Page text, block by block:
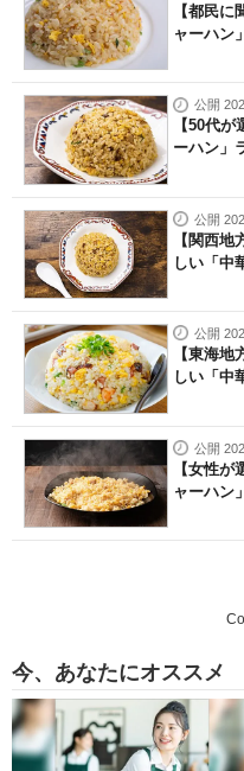
【都民
ャーハン
公開
【50代
ーハン」
公開
【関西
しい「中
公開
【東海
しい「中
公開
【女性
ャーハン
今、あなたにオススメ